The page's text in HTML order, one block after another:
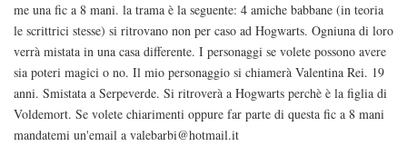
me una fic a 8 mani. la trama è la seguente: 4 amiche babbane (in teoria
le scrittrici stesse) si ritrovano non per caso ad Hogwarts. Ogniuna di loro
verrà mistata in una casa differente. I personaggi se volete possono avere
sia poteri magici o no. Il mio personaggio si chiamerà Valentina Rei. 19
anni. Smistata a Serpeverde. Si ritroverà a Hogwarts perchè è la figlia di
Voldemort. Se volete chiarimenti oppure far parte di questa fic a 8 mani
mandatemi un'email a valebarbi@hotmail.it